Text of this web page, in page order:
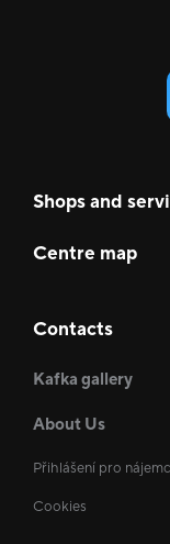
Shops and
Centre map
Contacts
Kafka gallery
About Us
Přihlášení pro
Cookies